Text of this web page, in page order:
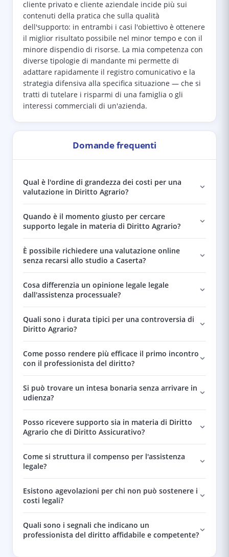
cliente privato e cliente aziendale incide più sui
contenuti della pratica che sulla qualità
dell'supporto: in entrambi i casi l'obiettivo è ottenere
il miglior risultato possibile nel minor tempo e con il
minore dispendio di risorse. La mia competenza con
diverse tipologie di mandante mi permette di
adattare rapidamente il registro comunicativo e la
strategia difensiva alla specifica situazione — che si
tratti di tutelare i risparmi di una famiglia o gli
interessi commerciali di un'azienda.
Domande frequenti
Qual è l'ordine di grandezza dei costi per una
valutazione in Diritto Agrario?
Quando è il momento giusto per cercare
supporto legale in materia di Diritto Agrario?
È possibile richiedere una valutazione online
senza recarsi allo studio a Caserta?
Cosa differenzia un opinione legale legale
dall'assistenza processuale?
Quali sono i durata tipici per una controversia di
Diritto Agrario?
Come posso rendere più efficace il primo incontro
con il professionista del diritto?
Si può trovare un intesa bonaria senza arrivare in
udienza?
Posso ricevere supporto sia in materia di Diritto
Agrario che di Diritto Assicurativo?
Come si struttura il compenso per l'assistenza
legale?
Esistono agevolazioni per chi non può sostenere i
costi legali?
Quali sono i segnali che indicano un
professionista del diritto affidabile e competente?